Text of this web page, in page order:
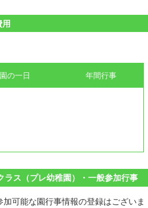
園の一日 年間行事
ラス（プレ幼稚園）・一般参加行事
可能な園行事情報の登録はございま